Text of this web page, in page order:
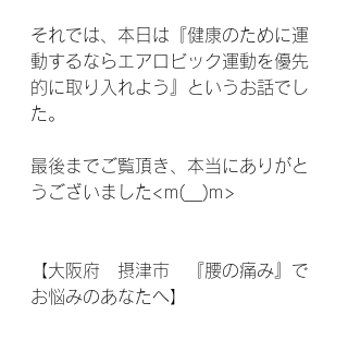
それでは、本日は『健康のために運
動するならエアロビック運動を優先
的に取り入れよう』というお話でし
た。
最後までご覧頂き、本当にありがと
うございました<m(__)m>
【大阪府　摂津市　『腰の痛み』で
お悩みのあなたへ】